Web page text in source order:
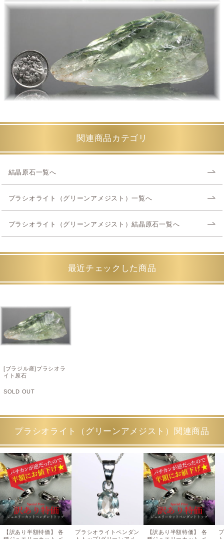
関連商品カテゴリ
結晶原石一覧へ
プラシオライト（グリーンアメジスト）一覧へ
プラシオライト（グリーンアメジスト）結晶原石一覧へ
最近チェックした商品
[ブラジル産]プラシオラ
イト原石
SOLD OUT
プラシオライト（グリーンアメジスト）関連商品
【訳あり半額特価】 各
プラシオライトペンダン
【訳あり半額特価】 各